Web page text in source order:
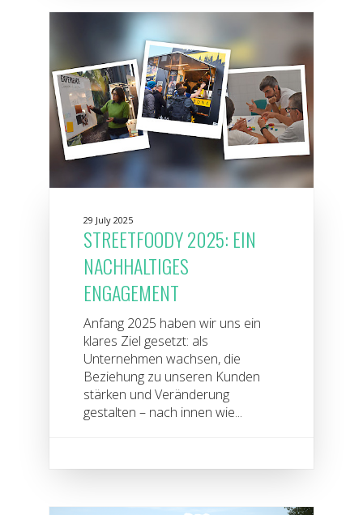
29 July 2025
STREETFOODY 2025: EIN
NACHHALTIGES
ENGAGEMENT
Anfang 2025 haben wir uns ein
klares Ziel gesetzt: als
Unternehmen wachsen, die
Beziehung zu unseren Kunden
stärken und Veränderung
gestalten – nach innen wie...